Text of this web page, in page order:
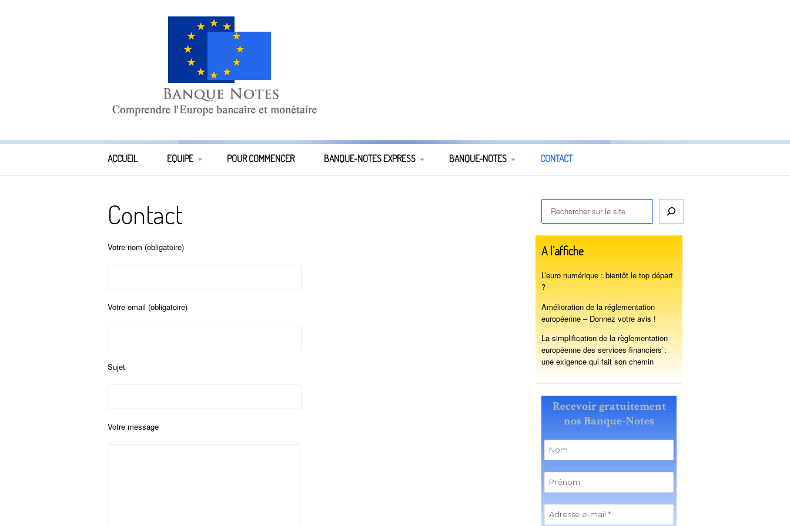
Banque-Notes
ACCUEIL EQUIPE
COMPOSITION DE L’ÉQUIPE
POUR COMMENCER BANQUE-NOTES EXPRESS BANQUE-NOTES CONTACT
Contact
Votre nom (obligatoire)
Votre email (obligatoire)
Sujet
Votre message
A l’affiche
L’euro numérique : bientôt le top départ
?
Amélioration de la réglementation
européenne – Donnez votre avis !
La simplification de la règlementation
européenne des services financiers :
une exigence qui fait son chemin
Recevoir gratuitement
nos Banque-Notes